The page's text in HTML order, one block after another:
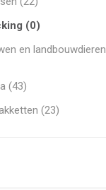
(0)
en landbouwdieren
(43)
(23)